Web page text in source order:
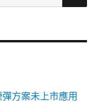
方案未上市應用